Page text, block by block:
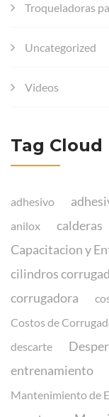
Troqueladoras
Uncategorized
Videos
Tag Cloud
adhesivo
anilox calderas
Capacitacion y
cilindros
corrugadora
Costos de
descarte
entrenamiento
Mantenimiento de